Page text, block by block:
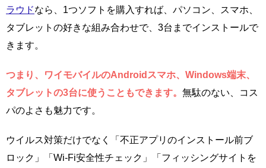
ラウドなら、1つソフトを購入すれば、パソコン、スマホ、
タブレットの好きな組み合わせで、3台までインストールで
きます。
つまり、ワイモバイルのAndroidスマホ、Windows端末、
タブレットの3台に使うこともできます。 無駄のない、コス
パのよさも魅力です。
ウイルス対策だけでなく「不正アプリのインストール前ブ
ロック」「Wi-Fi安全性チェック」「フィッシングサイトを